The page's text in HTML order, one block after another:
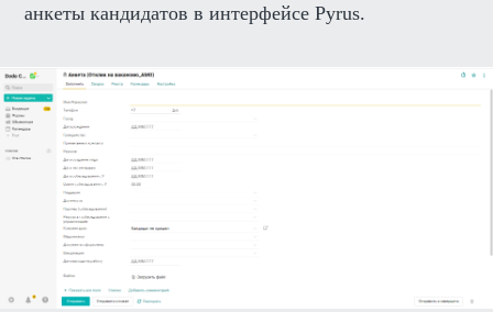
анкеты кандидатов в интерфейсе Pyrus.